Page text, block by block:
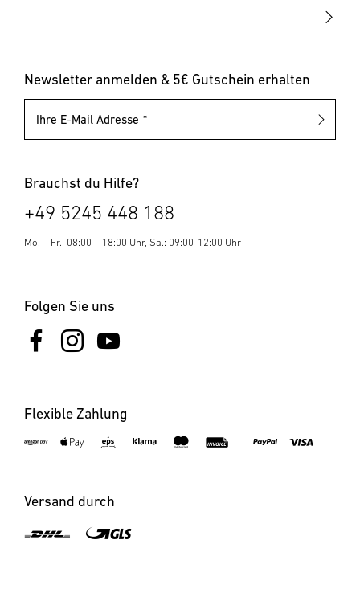
Pollerleuchten
Newsletter anmelden & 5€ Gutschein erhalten
Ihre E-Mail Adresse
Brauchst du Hilfe?
+49 5245 448 188
Mo. – Fr.: 08:00 – 18:00 Uhr, Sa.: 09:00-12:00 Uhr
Folgen Sie uns
Flexible Zahlung
Versand durch
XLED home 2 XL S
×